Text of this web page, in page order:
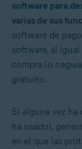
software para
varias de sus
software de
software, al
compra (o
gratuito.
Si alguna vez
ha usado),
en el que las